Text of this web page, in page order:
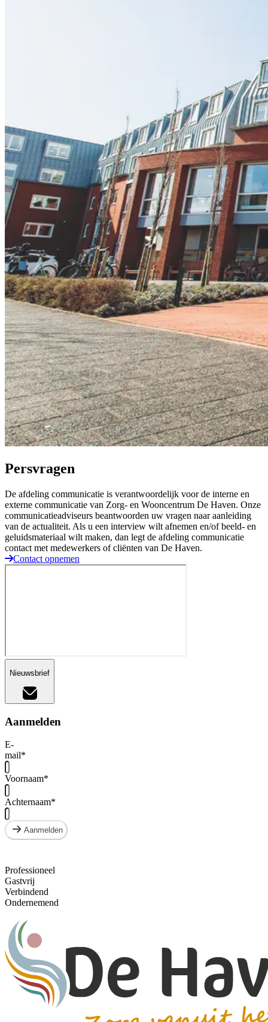
Persvragen
De afdeling communicatie is verantwoordelijk voor de interne en
externe communicatie van Zorg- en Wooncentrum De Haven. Onze
communicatieadviseurs beantwoorden uw vragen naar aanleiding
van de actualiteit. Als u een interview wilt afnemen en/of beeld- en
geluidsmateriaal wilt maken, dan legt de afdeling communicatie
contact met medewerkers of cliënten van De Haven.
Contact opnemen
Nieuwsbrief
Aanmelden
E-
mail*
Voornaam*
Achternaam*
Aanmelden
Professioneel
Gastvrij
Verbindend
Ondernemend